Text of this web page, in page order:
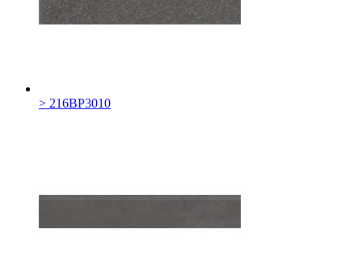
> 216BP3010